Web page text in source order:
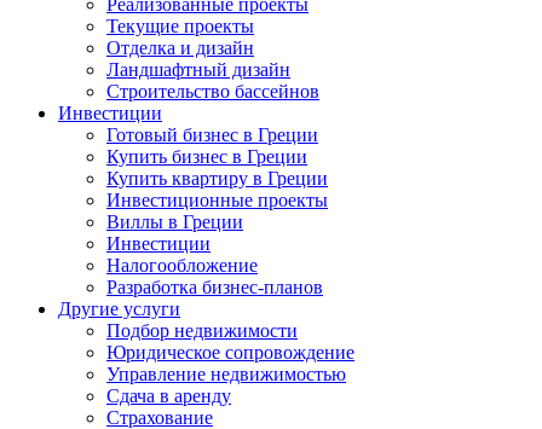
Реализованные проекты
Текущие проекты
Отделка и дизайн
Ландшафтный дизайн
Строительство бассейнов
Инвестиции
Готовый бизнес в Греции
Купить бизнес в Греции
Купить квартиру в Греции
Инвестиционные проекты
Виллы в Греции
Инвестиции
Налогообложение
Разработка бизнес-планов
Другие услуги
Подбор недвижимости
Юридическое сопровождение
Управление недвижимостью
Сдача в аренду
Страхование